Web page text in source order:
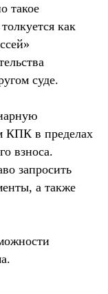
такое
как
суде.
КПК в пределах
взноса.
запросить
а также